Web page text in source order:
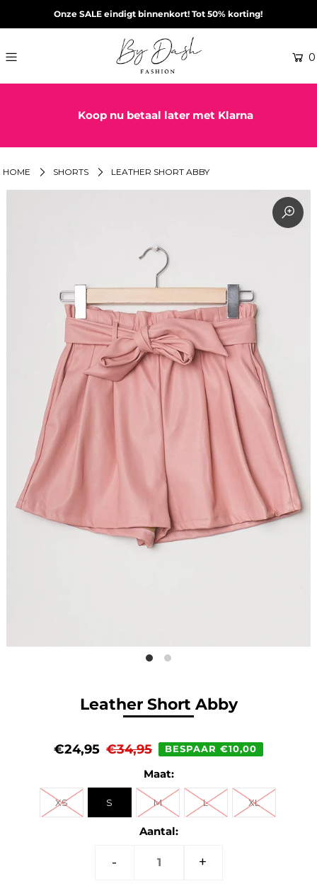
Onze SALE eindigt binnenkort! Tot 50% korting!
0
Koop nu betaal later met Klarna
HOME SHORTS LEATHER SHORT ABBY
Leather Short Abby
€24,95 €34,95 BESPAAR €10,00
Maat:
XS S M L XL
Aantal:
- +